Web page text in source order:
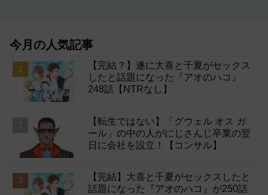
今月の人気記事
【完結？】遂に大喜と千夏がセックス
したと話題になった『アオのハコ』
248話【NTRなし】
【転生ではない】「グウェル オス ガ
ール」の中の人がにじさんじ卒業の翌
日に会社を設立！【コンサル】
【完結】大喜と千夏がセックスしたと
話題になった『アオのハコ』が250話